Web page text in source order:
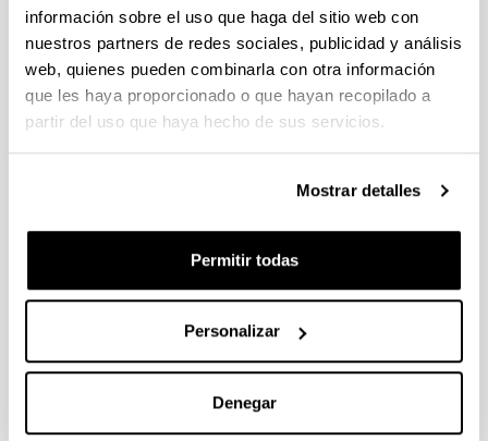
información sobre el uso que haga del sitio web con
nuestros partners de redes sociales, publicidad y análisis
web, quienes pueden combinarla con otra información
que les haya proporcionado o que hayan recopilado a
partir del uso que haya hecho de sus servicios.
Mostrar detalles
Permitir todas
Personalizar
Denegar
PIFG20/21: ”Ciencia de Materiales”
Plazo de presentación cerrado: 03/02/2021 - 23/02/2021
Se ha publicado la propuesta de adjudicación
Convocatoria de expresiones de interés para la financiación
extraordinaria de proyectos de investigación sobre SARS-
Sin trámite abierto
83 84 85